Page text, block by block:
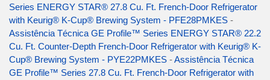
Series ENERGY STAR® 27.8 Cu. Ft. French-Door Refrigerator
with Keurig® K-Cup® Brewing System - PFE28PMKES -
Assistência Técnica GE Profile™ Series ENERGY STAR® 22.2
Cu. Ft. Counter-Depth French-Door Refrigerator with Keurig® K-
Cup® Brewing System - PYE22PMKES -Assistência Técnica
GE Profile™ Series 27.8 Cu. Ft. French-Door Refrigerator with